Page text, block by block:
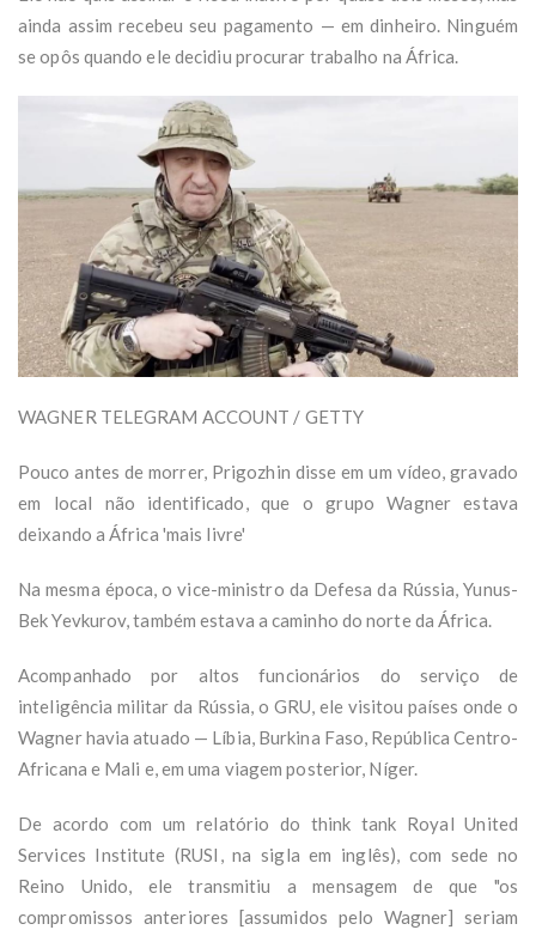
ainda assim recebeu seu pagamento — em dinheiro. Ninguém
se opôs quando ele decidiu procurar trabalho na África.
WAGNER TELEGRAM ACCOUNT / GETTY
Pouco antes de morrer, Prigozhin disse em um vídeo, gravado
em local não identificado, que o grupo Wagner estava
deixando a África 'mais livre'
Na mesma época, o vice-ministro da Defesa da Rússia, Yunus-
Bek Yevkurov, também estava a caminho do norte da África.
Acompanhado por altos funcionários do serviço de
inteligência militar da Rússia, o GRU, ele visitou países onde o
Wagner havia atuado — Líbia, Burkina Faso, República Centro-
Africana e Mali e, em uma viagem posterior, Níger.
De acordo com um relatório do think tank Royal United
Services Institute (RUSI, na sigla em inglês), com sede no
Reino Unido, ele transmitiu a mensagem de que "os
compromissos anteriores [assumidos pelo Wagner] seriam